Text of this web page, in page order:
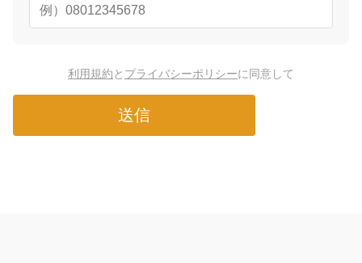
利用規約と プライバシーポリシーに同意して
送信